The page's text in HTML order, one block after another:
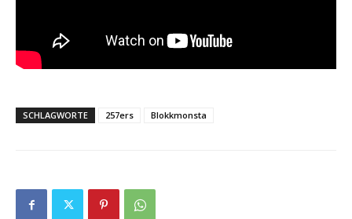
SCHLAGWORTE 257ers Blokkmonsta